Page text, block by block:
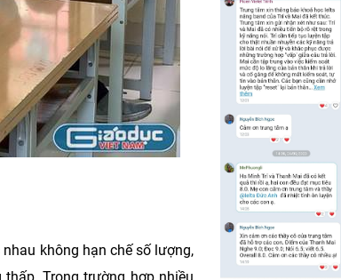
không hạn chế số lượng,